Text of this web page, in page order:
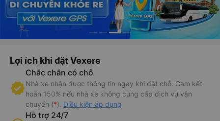
Lợi ích khi đặt Vexere
Chắc chắn có chỗ
Nhà xe nhận được thông tin ngay khi đặt chỗ. Cam kết
hoàn 150% nếu nhà xe không cung cấp dịch vụ vận
chuyển (*). Điều kiện áp dụng
Hỗ trợ 24/7